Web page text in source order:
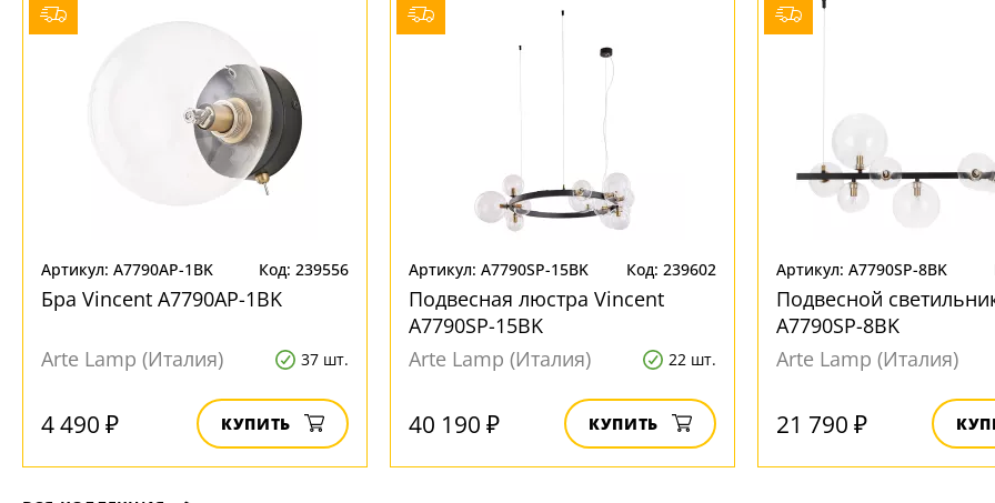
Артикул: A7790AP-1BK Код: 239556
Бра Vincent A7790AP-1BK
Arte Lamp (Италия) 37 шт.
4 490 ₽ КУПИТЬ
Артикул: A7790SP-15BK Код: 239602
Подвесная люстра Vincent
A7790SP-15BK
Arte Lamp (Италия)
22 шт.
40 190 ₽ КУПИТЬ
Артикул: A7790SP-8BK
Подвесной
A7790SP-8BK
Arte Lamp (Италия)
21 790 ₽